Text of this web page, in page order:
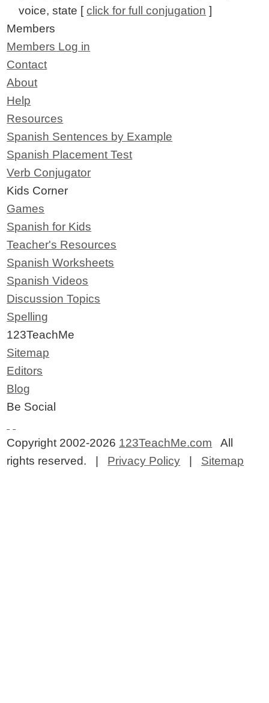
voice, state [click for full conjugation ]
Members
Members Log in
Contact
About
Help
Resources
Spanish Sentences by Example
Spanish Placement Test
Verb Conjugator
Kids Corner
Games
Spanish for Kids
Teacher's Resources
Spanish Worksheets
Spanish Videos
Discussion Topics
Spelling
123TeachMe
Sitemap
Editors
Blog
Be Social
Copyright 2002-2026 123TeachMe.com All
rights reserved. | Privacy Policy Sitemap